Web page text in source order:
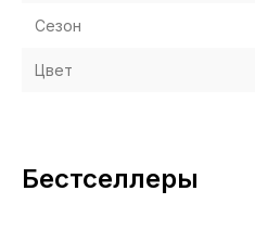
Сезон
Цвет
Бестселлеры